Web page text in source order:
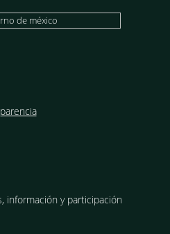
información y participación